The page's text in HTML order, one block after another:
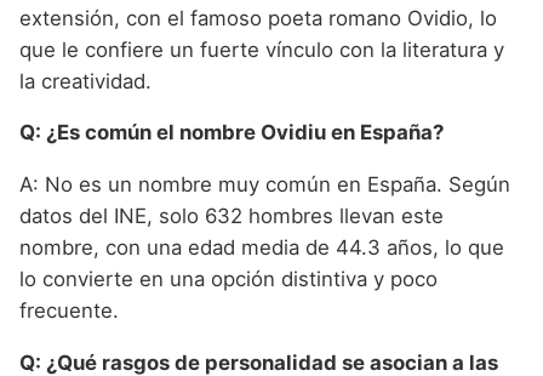
extensión, con el famoso poeta romano Ovidio, lo
que le confiere un fuerte vínculo con la literatura y
la creatividad.
Q: ¿Es común el nombre Ovidiu en España?
A: No es un nombre muy común en España. Según
datos del INE, solo 632 hombres llevan este
nombre, con una edad media de 44.3 años, lo que
lo convierte en una opción distintiva y poco
frecuente.
Q: ¿Qué rasgos de personalidad se asocian a las